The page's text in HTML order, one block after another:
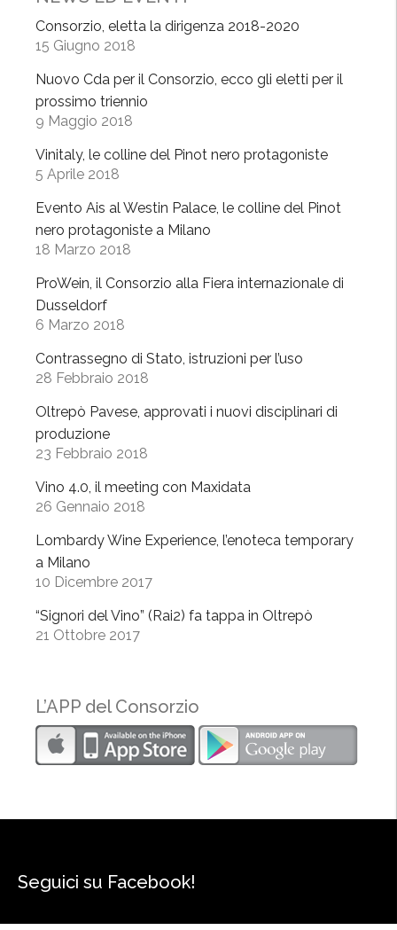
v
s
e
,
i
l
u
l
l
m
a
n
e
V
i
n
t
l
y
”
Consorzio, eletta la dirigenza 2018-2020
15 Giugno 2018
Nuovo Cda per il Consorzio, ecco gli eletti per il
prossimo triennio
9 Maggio 2018
Vinitaly, le colline del Pinot nero protagoniste
5 Aprile 2018
Evento Ais al Westin Palace, le colline del Pinot
nero protagoniste a Milano
18 Marzo 2018
ProWein, il Consorzio alla Fiera internazionale di
Dusseldorf
6 Marzo 2018
Contrassegno di Stato, istruzioni per l’uso
28 Febbraio 2018
Oltrepò Pavese, approvati i nuovi disciplinari di
produzione
23 Febbraio 2018
Vino 4.0, il meeting con Maxidata
26 Gennaio 2018
Lombardy Wine Experience, l’enoteca temporary
a Milano
10 Dicembre 2017
“Signori del Vino” (Rai2) fa tappa in Oltrepò
21 Ottobre 2017
L’APP del Consorzio
Seguici su Facebook!